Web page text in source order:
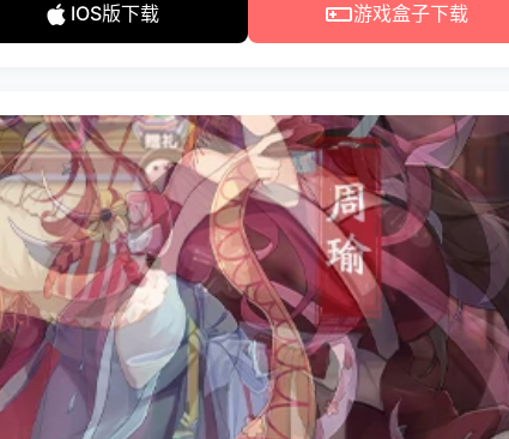
IOS版下载 游戏盒子下载